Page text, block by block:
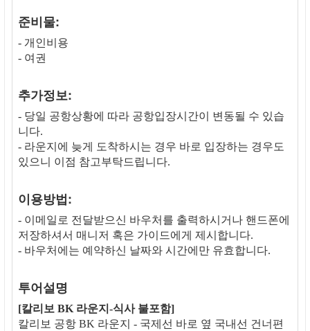
준비물:
- 개인비용
- 여권
추가정보:
- 당일 공항상황에 따라 공항입장시간이 변동될 수 있습
니다.
- 라운지에 늦게 도착하시는 경우 바로 입장하는 경우도
있으니 이점 참고부탁드립니다.
이용방법:
- 이메일로 전달받으신 바우처를 출력하시거나 핸드폰에
저장하셔서 매니저 혹은 가이드에게 제시합니다.
- 바우처에는 예약하신 날짜와 시간에만 유효합니다.
투어설명
[칼리보 BK 라운지-식사 불포함]
칼리보 공항 BK 라운지 - 국제선 바로 옆 국내선 건너편